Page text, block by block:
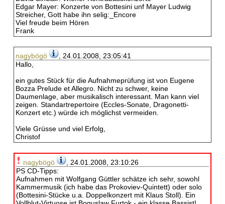
Edgar Mayer: Konzerte von Bottesini unf Mayer Ludwig
Streicher, Gott habe ihn selig:_Encore
Viel freude beim Hören
Frank
nagybögö
, 24.01.2008, 23:05:41
Hallo,
ein gutes Stück für die Aufnahmeprüfung ist von Eugene
Bozza Prelude et Allegro. Nicht zu schwer, keine
Daumenlage, aber musikalisch interessant. Man kann viel
zeigen. Standartrepertoire (Eccles-Sonate, Dragonetti-
Konzert etc.) würde ich möglichst vermeiden.
Viele Grüsse und viel Erfolg,
Christof
nagybögö
, 24.01.2008, 23:10:26
PS CD-Tipps:
Aufnahmen mit Wolfgang Güttler schätze ich sehr, sowohl
Kammermusik (ich habe das Prokoviev-Quintett) oder solo
(Bottesini-Stücke u.a. Doppelkonzert mit Klaus Stoll). Ein